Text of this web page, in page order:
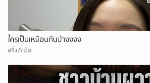
ใครเป็นเหมือนกันบ้างงงง
ฝรั่งอั่งม้อ